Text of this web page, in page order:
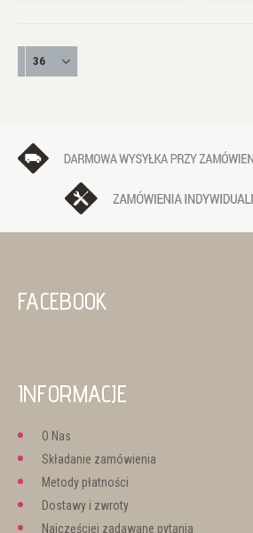
FACEBOOK
INFORMACJE
O Nas
Składanie zamówienia
Metody płatności
Dostawy i zwroty
Najczęściej zadawane pytania